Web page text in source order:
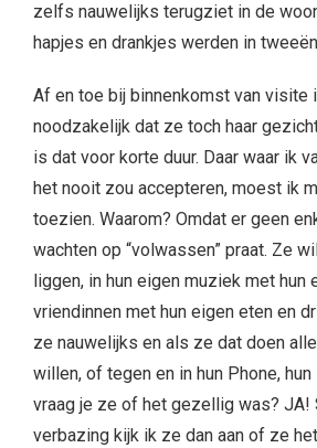
zelfs nauwelijks terugziet in de
hapjes en drankjes werden in
Af en toe bij binnenkomst van visite
noodzakelijk dat ze toch haar
is dat voor korte duur. Daar waar ik
het nooit zou accepteren, moest ik
toezien. Waarom? Omdat er geen
wachten op “volwassen” praat. Ze
liggen, in hun eigen muziek met hun
vriendinnen met hun eigen eten en
ze nauwelijks en als ze dat doen
willen, of tegen en in hun Phone, hun
vraag je ze of het gezellig was? JA!
verbazing kijk ik ze dan aan of ze